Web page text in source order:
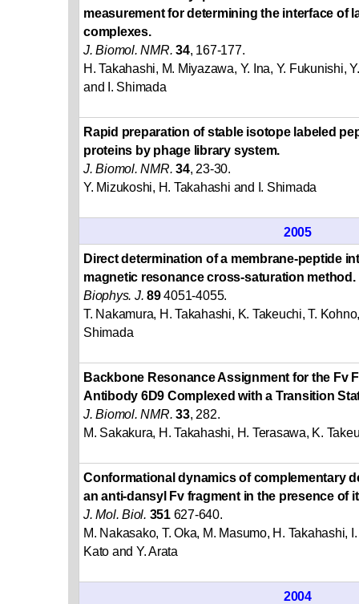
measurement for determining the interface of
complexes.
J. Biomol. NMR. 34, 167-177.
H. Takahashi, M. Miyazawa, Y. Ina, Y. Fukunishi,
and I. Shimada
Rapid preparation of stable isotope labeled
proteins by phage library system.
J. Biomol. NMR. 34, 23-30.
Y. Mizukoshi, H. Takahashi and I. Shimada
2005
Direct determination of a membrane-peptide
magnetic resonance cross-saturation method.
Biophys. J. 894051-4055.
T. Nakamura, H. Takahashi, K. Takeuchi, T.
Shimada
Backbone Resonance Assignment for the Fv
Antibody 6D9 Complexed with a Transition
J. Biomol. NMR. 33, 282.
M. Sakakura, H. Takahashi, H. Terasawa, K.
Conformational dynamics of complementary
an anti-dansyl Fv fragment in the presence of
J. Mol. Biol. 351627-640.
M. Nakasako, T. Oka, M. Masumo, H. Takahashi,
Kato and Y. Arata
2004